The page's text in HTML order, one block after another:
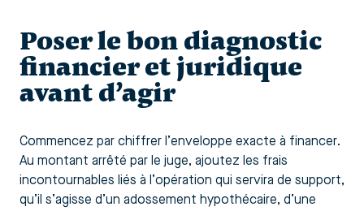
Poser le bon diagnostic
financier et juridique
avant d’agir
Commencez par chiffrer l’enveloppe exacte à financer.
Au montant arrêté par le juge, ajoutez les frais
incontournables liés à l’opération qui servira de support,
qu’il s’agisse d’un adossement hypothécaire, d’une